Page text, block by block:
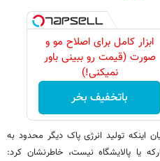
ابزار کامل برای اصلاح مو و
صورت (قیمت رو ببینی باور
نمیکنی!)
باتخفیف بخر
اینکه تولید انرژی پاک دیگر محدود به
یا پالایشگاه نیست، خاطرنشان کرد: